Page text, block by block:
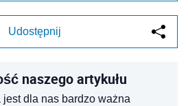
Udostępnij
naszego artykułu
dla nas bardzo ważna